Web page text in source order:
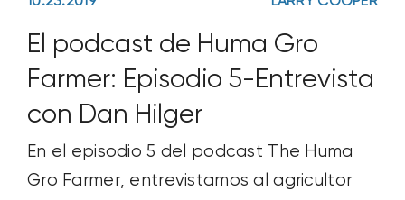
El podcast de Huma Gro
Farmer: Episodio 5-Entrevista
con Dan Hilger
En el episodio 5 del podcast The Huma
Gro Farmer, entrevistamos al agricultor